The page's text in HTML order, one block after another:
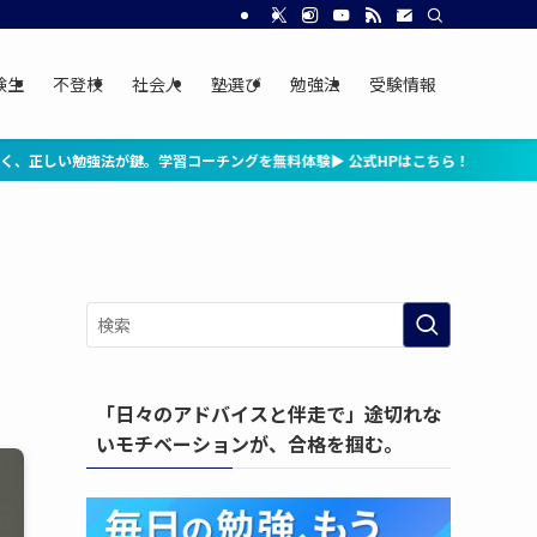
生 不登校 社会人 塾選び 勉強法 受験情報
ングを無料体験▶ 公式HPはこちら！
「日々のアドバイスと伴走で」途切れな
いモチベーションが、合格を掴む。